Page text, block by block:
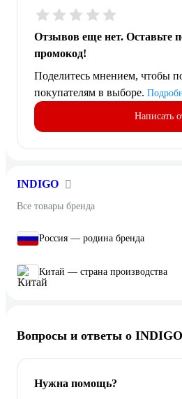
Отзывов еще нет. Оставьте
промокод!
Поделитесь мнением, чтобы
покупателям в выборе.
Написать
INDIGO
Все товары бренда
Россия — родина бренда
Китай — страна производства
Вопросы и ответы о
Нужна помощь?